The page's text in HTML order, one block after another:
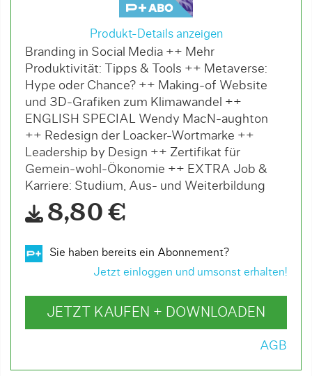
Produkt-Details anzeigen
Branding in Social Media ++ Mehr
Produktivität: Tipps & Tools ++ Metaverse:
Hype oder Chance? ++ Making-of Website
und 3D-Grafiken zum Klimawandel ++
ENGLISH SPECIAL Wendy MacN-aughton
++ Redesign der Loacker-Wortmarke ++
Leadership by Design ++ Zertifikat für
Gemein-wohl-Ökonomie ++ EXTRA Job &
Karriere: Studium, Aus- und Weiterbildung
8,80 €
Sie haben bereits ein Abonnement?
Jetzt einloggen und umsonst erhalten!
JETZT KAUFEN + DOWNLOADEN
AGB